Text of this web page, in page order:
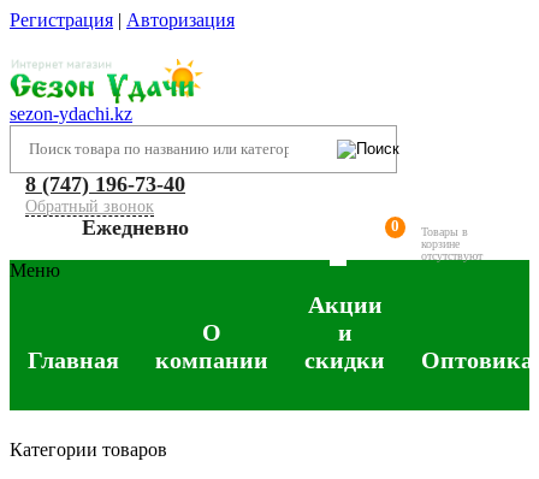
Регистрация | Авторизация
sezon-ydachi.kz
8 (747) 196-73-40
Обратный звонок
Ежедневно 0
Товары в
корзине
отсутствуют
Меню
Главная
О
компании
Акции
и
скидки
Категории товаров